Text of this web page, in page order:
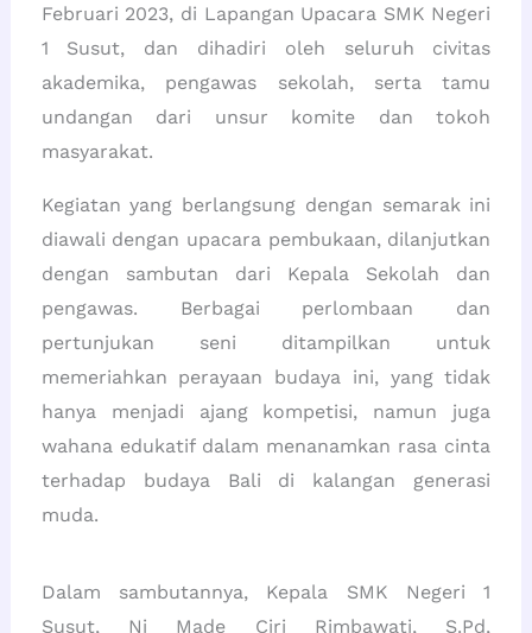
Februari 2023, di Lapangan Upacara SMK Negeri
1 Susut, dan dihadiri oleh seluruh civitas
akademika, pengawas sekolah, serta tamu
undangan dari unsur komite dan tokoh
masyarakat.
Kegiatan yang berlangsung dengan semarak ini
diawali dengan upacara pembukaan, dilanjutkan
dengan sambutan dari Kepala Sekolah dan
pengawas. Berbagai perlombaan dan
pertunjukan seni ditampilkan untuk
memeriahkan perayaan budaya ini, yang tidak
hanya menjadi ajang kompetisi, namun juga
wahana edukatif dalam menanamkan rasa cinta
terhadap budaya Bali di kalangan generasi
muda.
Dalam sambutannya, Kepala SMK Negeri 1
Susut, Ni Made Ciri Rimbawati, S.Pd,